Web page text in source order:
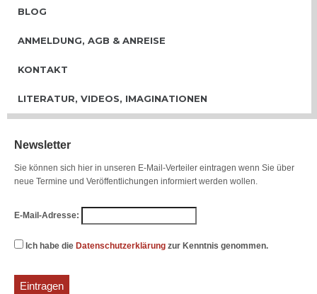
BLOG
ANMELDUNG, AGB & ANREISE
KONTAKT
LITERATUR, VIDEOS, IMAGINATIONEN
Newsletter
Sie können sich hier in unseren E-Mail-Verteiler eintragen wenn Sie über
neue Termine und Veröffentlichungen informiert werden wollen.
E-Mail-Adresse:
Ich habe die Datenschutzerklärung zur Kenntnis genommen.